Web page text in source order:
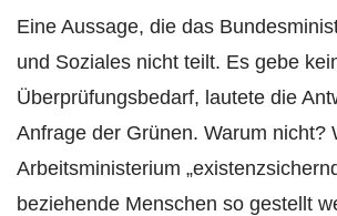
Eine Aussage, die das
und Soziales nicht teilt. Es gebe
Überprüfungsbedarf, lautete die
Anfrage der Grünen. Warum nicht?
Arbeitsministerium
beziehende Menschen so gestellt